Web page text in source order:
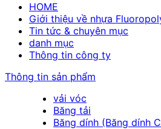
HOME
Giới thiệu về nhựa
Tin tức & chuyên mục
danh mục
Thông tin công ty
Thông tin sản phẩm
vải vóc
Băng tải
Băng dính (Băng dính